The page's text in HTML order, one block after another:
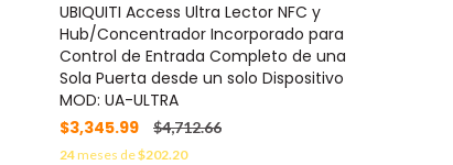
UBIQUITI Access Ultra Lector NFC y
Hub/Concentrador Incorporado para
Control de Entrada Completo de una
Sola Puerta desde un solo Dispositivo
MOD: UA-ULTRA
$3,345.99
$4,712.66
24meses de$202.20